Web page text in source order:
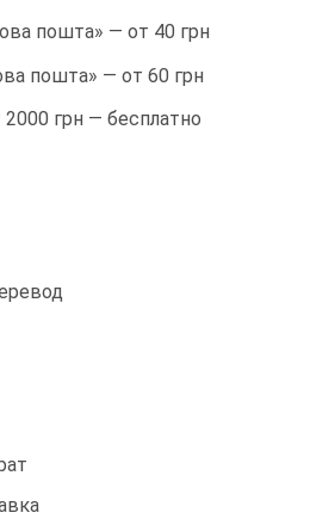
пошта» — от 40 грн
пошта» — от 60 грн
2000 грн — бесплатно